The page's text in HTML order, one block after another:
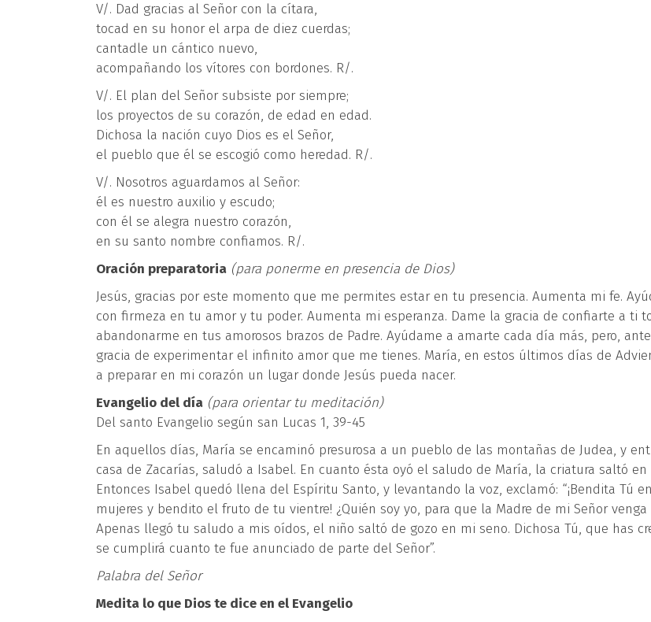
V/. Dad gracias al Señor con la cítara,
tocad en su honor el arpa de diez cuerdas;
cantadle un cántico nuevo,
acompañando los vítores con bordones. R/.
V/. El plan del Señor subsiste por siempre;
los proyectos de su corazón, de edad en edad.
Dichosa la nación cuyo Dios es el Señor,
el pueblo que él se escogió como heredad. R/.
V/. Nosotros aguardamos al Señor:
él es nuestro auxilio y escudo;
con él se alegra nuestro corazón,
en su santo nombre confiamos. R/.
Oración preparatoria (para ponerme en presencia de Dios)
Jesús, gracias por este momento que me permites estar en tu presencia. Aumenta mi fe.
con firmeza en tu amor y tu poder. Aumenta mi esperanza. Dame la gracia de confiarte a ti
abandonarme en tus amorosos brazos de Padre. Ayúdame a amarte cada día más, pero,
gracia de experimentar el infinito amor que me tienes. María, en estos últimos días de
a preparar en mi corazón un lugar donde Jesús pueda nacer.
Evangelio del día (para orientar tu meditación)
Del santo Evangelio según san Lucas 1, 39-45
En aquellos días, María se encaminó presurosa a un pueblo de las montañas de Judea, y
casa de Zacarías, saludó a Isabel. En cuanto ésta oyó el saludo de María, la criatura saltó en
Entonces Isabel quedó llena del Espíritu Santo, y levantando la voz, exclamó: “¡Bendita Tú
mujeres y bendito el fruto de tu vientre! ¿Quién soy yo, para que la Madre de mi Señor venga
Apenas llegó tu saludo a mis oídos, el niño saltó de gozo en mi seno. Dichosa Tú, que has
se cumplirá cuanto te fue anunciado de parte del Señor”.
Palabra del Señor
Medita lo que Dios te dice en el Evangelio